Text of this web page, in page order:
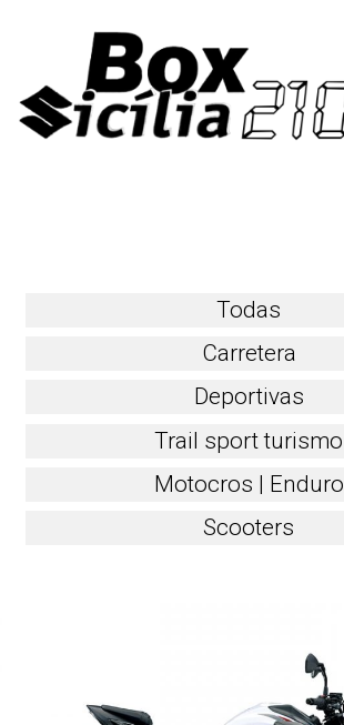
content
Todas
Carretera
Deportivas
Trail sport turismo
Motocros | Enduro
Scooters